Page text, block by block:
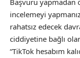
Başvuru yapmadan
incelemeyi
rahatsız edecek
ciddiyetine bağlı
“TikTok hesabım